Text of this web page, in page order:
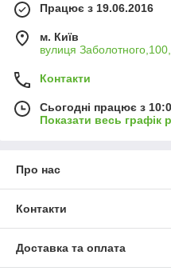
Працює з 19.06.2016
м. Київ
вулиця
Контакти
Сьогодні працює з
Показати весь графік
Про нас
Контакти
Доставка та оплата